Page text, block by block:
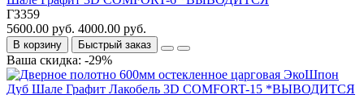
ГЗ359
5600.00 руб. 4000.00 руб.
В корзину Быстрый заказ
Ваша скидка: -29%